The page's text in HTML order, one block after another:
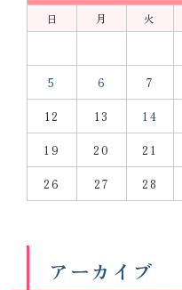
日 月 火
5 6 7
12 13 14
19 20 21
26 27 28
アーカイブ